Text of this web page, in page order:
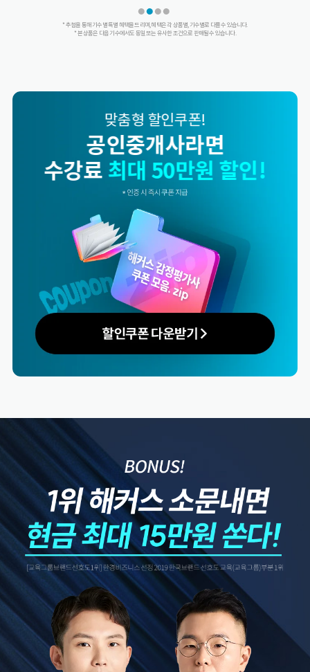
* 추첨을 통해 기수별 특별 혜택을 드리며, 혜택은 각 상품별, 기수별로 다를 수 있습니다.
* 본 상품은 다음 기수에서도 동일 또는 유사한 조건으로 판매될 수 있습니다.
맞춤형 할인쿠폰!
해커스 합격률 소문내면
수강료 최대 50만원 할인!